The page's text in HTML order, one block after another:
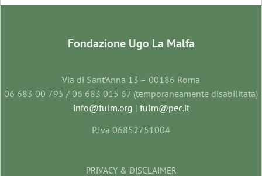
Fondazione Ugo La Malfa
Via di Sant’Anna 13 – 00186 Roma
06 683 00 795 / 06 683 015 67 (temporaneamente disabilitata)
info@fulm.org | fulm@pec.it
P.Iva 06852751004
PRIVACY & DISCLAIMER